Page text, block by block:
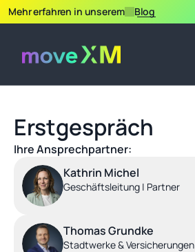
Mehr erfahren in unserem Blog
Erstgespräch
Ihre Ansprechpartner:
Kathrin Michel
Geschäftsleitung | Partner
Thomas Grundke
Stadtwerke & Versicherungen